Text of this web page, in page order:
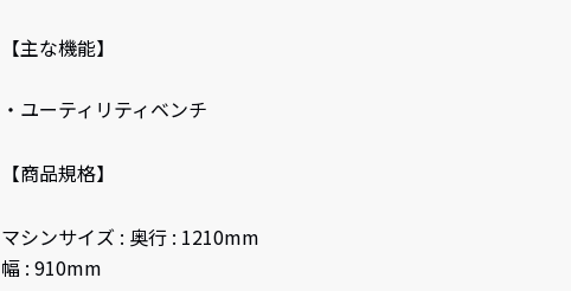
【主な機能】
・ユーティリティベンチ
【商品規格】
マシンサイズ : 奥行 : 1210mm
幅 : 910mm